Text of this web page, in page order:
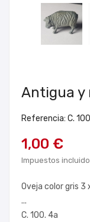
Antigua y
Referencia: C.
1,00 €
Impuestos
Oveja color gris
...
C. 100. 4a